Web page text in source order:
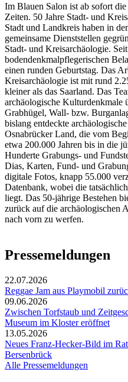
Im Blauen Salon ist ab sofort
Zeiten. 50 Jahre Stadt- und
Stadt und Landkreis haben in
gemeinsame Dienststellen
Stadt- und Kreisarchäologie.
bodendenkmalpflegerischen
einen runden Geburtstag. Das
Kreisarchäologie ist mit rund
kleiner als das Saarland. Das
archäologische Kulturdenkmale
Grabhügel, Wall- bzw.
bislang entdeckte
Osnabrücker Land, die vom
etwa 200.000 Jahren bis in die
Hunderte Grabungs- und
Dias, Karten, Fund- und
digitale Fotos, knapp 55.000
Datenbank, wobei die
liegt. Das 50-jährige Bestehen
zurück auf die archäologischen
nach vorn zu werfen.
Pressemeldungen
22.07.2026
Reggae Jam aus Playmobil
09.06.2026
Zwischen Torfstaub und
Museum im Kloster eröffnet
13.05.2026
Neues Franz-Hecker-Bild im
Bersenbrück
Alle Pressemeldungen